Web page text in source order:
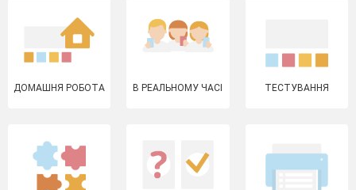
ДОМАШНЯ РОБОТА В РЕАЛЬНОМУ ЧАСІ ТЕСТУВАННЯ